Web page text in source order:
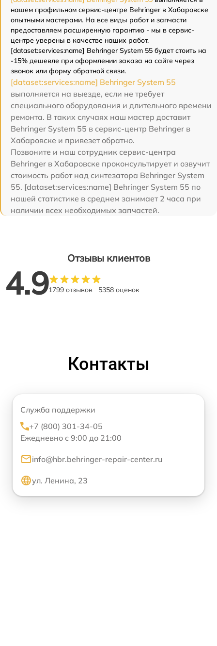
нашем профильном сервис-центре Behringer в Хабаровске
опытными мастерами. На все виды работ и запчасти
предоставляем расширенную гарантию - мы в сервис-
центре уверены в качестве наших работ.
[dataset:services:name] Behringer System 55 будет стоить на
-15% дешевле при оформлении заказа на сайте через
звонок или форму обратной связи.
[dataset:services:name] Behringer System 55
выполняется на выезде, если не требует
специального оборудования и длительного времени
ремонта. В таких случаях наш мастер доставит
Behringer System 55 в сервис-центр Behringer в
Хабаровске и привезет обратно.
Позвоните и наш сотрудник сервис-центра
Behringer в Хабаровске проконсультирует и озвучит
стоимость работ над синтезатора Behringer System
55. [dataset:services:name] Behringer System 55 по
нашей статистике в среднем занимает 2 часа при
наличии всех необходимых запчастей.
Отзывы клиентов
4.91799 отзывов 5358 оценок
Контакты
Служба поддержки
+7 (800) 301-34-05
Ежедневно с 9:00 до 21:00
info@hbr.behringer-repair-center.ru
ул. Ленина, 23